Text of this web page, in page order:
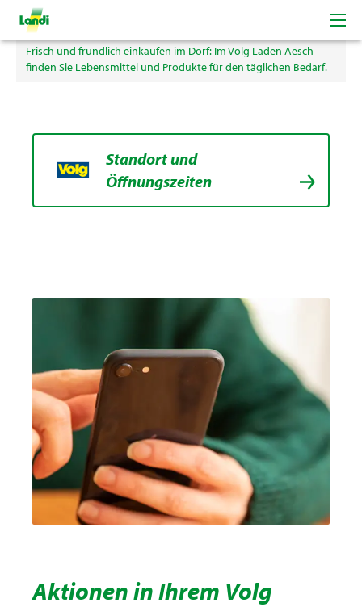
Volg Laden Aesch
Frisch und fründlich einkaufen im Dorf: Im Volg Laden Aesch
finden Sie Lebensmittel und Produkte für den täglichen Bedarf.
Standort und
Öffnungszeiten
Aktionen in Ihrem Volg